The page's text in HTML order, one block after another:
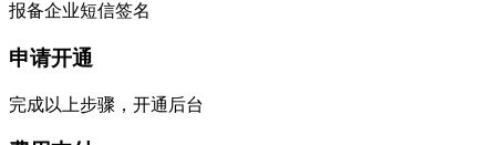
报备企业短信签名
申请开通
完成以上步骤，开通后台